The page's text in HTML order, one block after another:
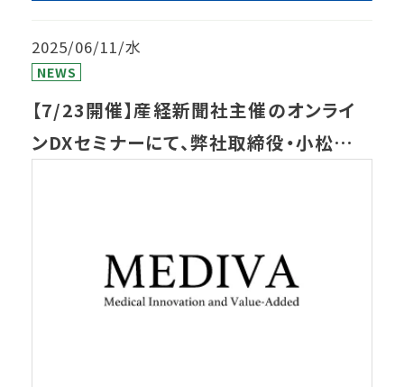
2025/06/11/水
NEWS
【7/23開催】産経新聞社主催のオンライ
ンDXセミナーにて、弊社取締役・小松が講